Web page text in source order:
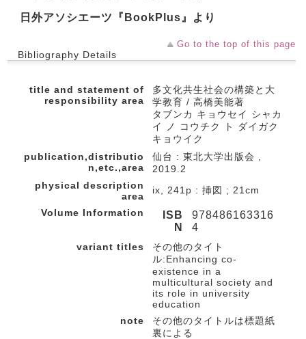
日外アソシエーツ『BookPlus』より
Go to the top of this page
Bibliography Details
title and statement of
responsibility area
多文化共生社会の構築と大
学教育 / 高橋美能著
タブンカ キョウセイ シャカ
イ ノ コウチク ト ダイガク
キョウイク
publication,distributio
n,etc.,area
仙台 : 東北大学出版会 ,
2019.2
physical description
area
ix, 241p : 挿図 ; 21cm
Volume Information
ISB
N
978486163316
4
variant titles
その他のタイト
ル:Enhancing co-
existence in a
multicultural society and
its role in university
education
note
その他のタイトルは標題紙
裏による